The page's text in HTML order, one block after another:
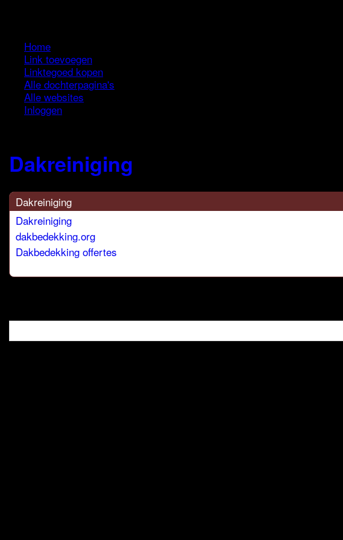
Home
Link toevoegen
Linktegoed kopen
Alle dochterpagina's
Alle websites
Inloggen
Dakreiniging
Dakreiniging
Dakreiniging
dakbedekking.org
Dakbedekking offertes